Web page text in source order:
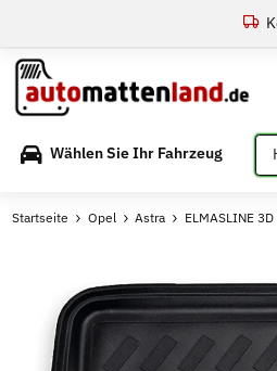
Wählen Sie Ihr Fahrzeug
Startseite Opel Astra ELMASLINE